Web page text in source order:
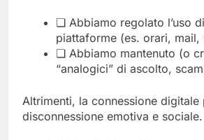
❏ Abbiamo regolato l’uso
piattaforme (es. orari, mail,
❏ Abbiamo mantenuto (o
“analogici” di ascolto,
Altrimenti, la connessione digitale
disconnessione emotiva e sociale.